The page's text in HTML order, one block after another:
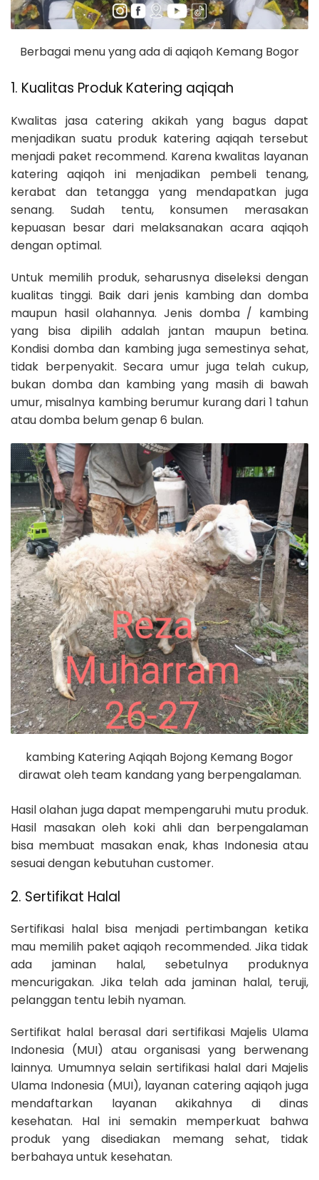
Berbagai menu yang ada di aqiqoh Kemang Bogor
1. Kualitas Produk Katering aqiqah
Kwalitas jasa catering akikah yang bagus dapat
menjadikan suatu produk katering aqiqah tersebut
menjadi paket recommend. Karena kwalitas layanan
katering aqiqoh ini menjadikan pembeli tenang,
kerabat dan tetangga yang mendapatkan juga
senang. Sudah tentu, konsumen merasakan
kepuasan besar dari melaksanakan acara aqiqoh
dengan optimal.
Untuk memilih produk, seharusnya diseleksi dengan
kualitas tinggi. Baik dari jenis kambing dan domba
maupun hasil olahannya. Jenis domba / kambing
yang bisa dipilih adalah jantan maupun betina.
Kondisi domba dan kambing juga semestinya sehat,
tidak berpenyakit. Secara umur juga telah cukup,
bukan domba dan kambing yang masih di bawah
umur, misalnya kambing berumur kurang dari 1 tahun
atau domba belum genap 6 bulan.
kambing Katering Aqiqah Bojong Kemang Bogor
dirawat oleh team kandang yang berpengalaman.
Hasil olahan juga dapat mempengaruhi mutu produk.
Hasil masakan oleh koki ahli dan berpengalaman
bisa membuat masakan enak, khas Indonesia atau
sesuai dengan kebutuhan customer.
2. Sertifikat Halal
Sertifikasi halal bisa menjadi pertimbangan ketika
mau memilih paket aqiqoh recommended. Jika tidak
ada jaminan halal, sebetulnya produknya
mencurigakan. Jika telah ada jaminan halal, teruji,
pelanggan tentu lebih nyaman.
Sertifikat halal berasal dari sertifikasi Majelis Ulama
Indonesia (MUI) atau organisasi yang berwenang
lainnya. Umumnya selain sertifikasi halal dari Majelis
Ulama Indonesia (MUI), layanan catering aqiqoh juga
mendaftarkan layanan akikahnya di dinas
kesehatan. Hal ini semakin memperkuat bahwa
produk yang disediakan memang sehat, tidak
berbahaya untuk kesehatan.